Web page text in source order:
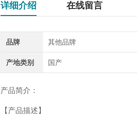
详细介绍 在线留言
品牌 其他品牌
产地类别 国产
产品简介：
【产品描述】